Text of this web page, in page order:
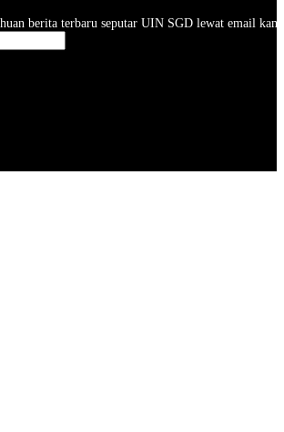
berita terbaru seputar UIN SGD lewat email